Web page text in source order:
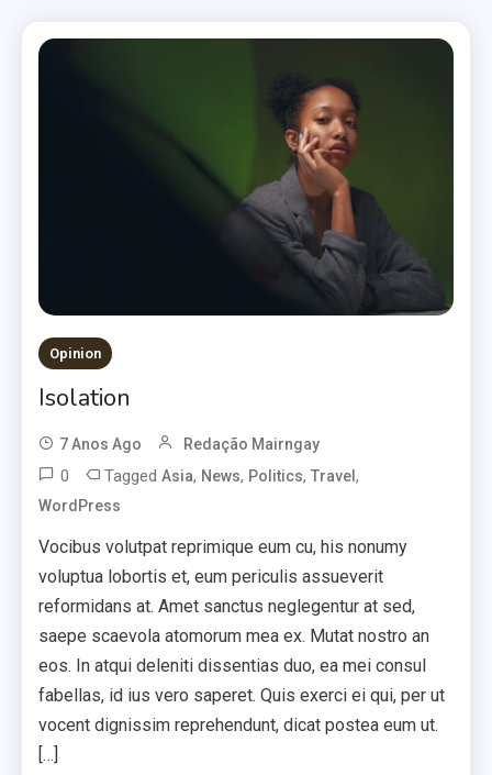
Opinion
Isolation
7 Anos Ago Redação Mairngay
0 TaggedAsia, News, Politics,Travel,
WordPress
Vocibus volutpat reprimique eum cu, his nonumy
voluptua lobortis et, eum periculis assueverit
reformidans at. Amet sanctus neglegentur at sed,
saepe scaevola atomorum mea ex. Mutat nostro an
eos. In atqui deleniti dissentias duo, ea mei consul
fabellas, id ius vero saperet. Quis exerci ei qui, per ut
vocent dignissim reprehendunt, dicat postea eum ut.
[…]